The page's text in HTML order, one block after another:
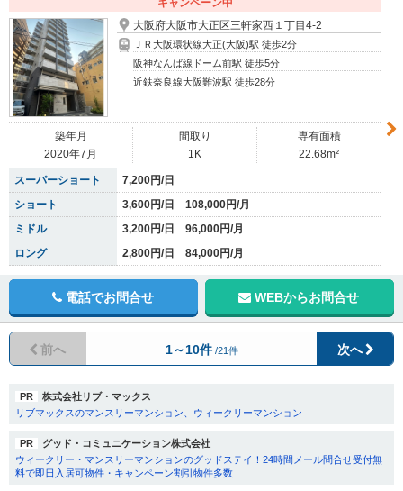
キャンペーン中
大阪府大阪市大正区三軒家西１丁目4-2
ＪＲ大阪環状線大正(大阪)駅 徒歩2分
阪神なんば線ドーム前駅 徒歩5分
近鉄奈良線大阪難波駅 徒歩28分
築年月
2020年7月
間取り
1K
専有面積
22.68m²
スーパーショート
7,200円/日
ショート
3,600円/日 108,000円/月
ミドル
3,200円/日 96,000円/月
ロング
2,800円/日 84,000円/月
電話でお問合せ WEBからお問合せ
前へ 次へ
1～10件 /21件
PR
株式会社リブ・マックス
リブマックスのマンスリーマンション、ウィークリーマンション
PR
グッド・コミュニケーション株式会社
ウィークリー・マンスリーマンションのグッドステイ！24時間メール問合せ受付無
料で即日入居可物件・キャンペーン割引物件多数